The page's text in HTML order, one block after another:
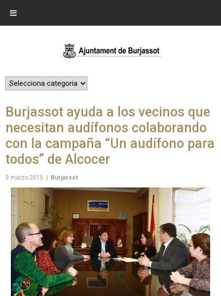
Burjassot ayuda a los vecinos que
necesitan audífonos colaborando
con la campaña “Un audífono para
todos” de Alcocer
9 marzo 2015 Burjassot